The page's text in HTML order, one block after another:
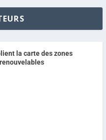
la carte des zones